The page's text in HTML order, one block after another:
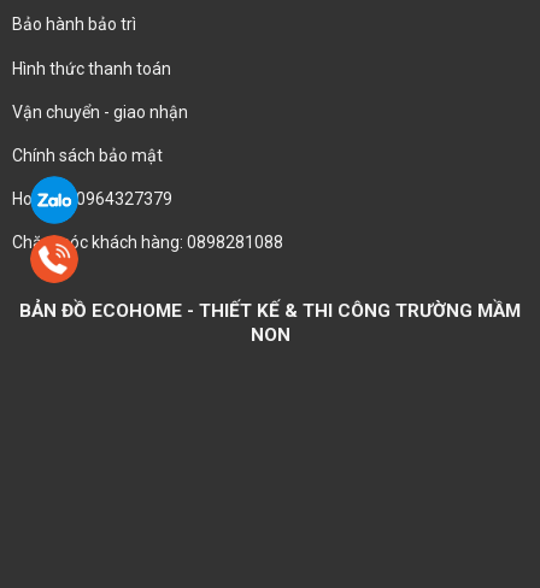
Bảo hành bảo trì
Hình thức thanh toán
Vận chuyển - giao nhận
Chính sách bảo mật
Hotline : 0964327379
Chăm sóc khách hàng: 0898281088
BẢN ĐỒ ECOHOME - THIẾT KẾ & THI CÔNG TRƯỜNG MẦM
NON